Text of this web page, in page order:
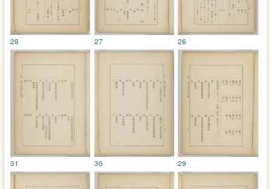
26
27
28
29
30
31